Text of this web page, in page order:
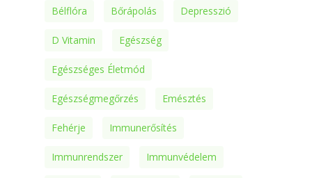
Bélflóra Bőrápolás Depresszió
D Vitamin Egészség
Egészséges Életmód
Egészségmegőrzés Emésztés
Fehérje Immunerősítés
Immunrendszer Immunvédelem